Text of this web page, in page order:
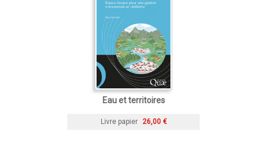
Eau et territoires
Livre papier 26,00 €